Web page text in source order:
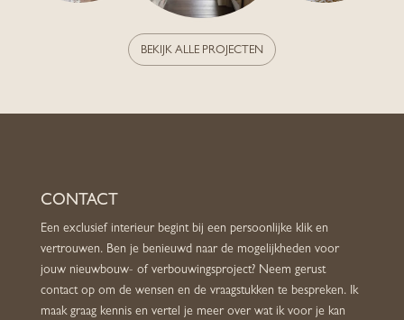
BEKIJK ALLE PROJECTEN
CONTACT
Een exclusief interieur begint bij een persoonlijke klik en
vertrouwen. Ben je benieuwd naar de mogelijkheden voor
jouw nieuwbouw- of verbouwingsproject? Neem gerust
contact op om de wensen en de vraagstukken te bespreken. Ik
maak graag kennis en vertel je meer over wat ik voor je kan